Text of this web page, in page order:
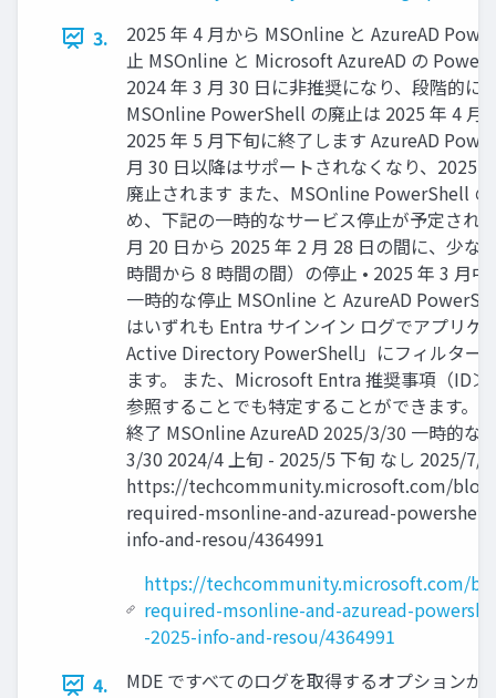
3.
2025 年 4 月から MSOnline と AzureAD
止 MSOnline と Microsoft AzureAD の
2024 年 3 月 30 日に非推奨になり、段階的に
MSOnline PowerShell の廃止は 2025 年 4 月
2025 年 5 月下旬に終了します AzureAD
月 30 日以降はサポートされなくなり、2025
廃止されます また、MSOnline PowerShell
め、下記の一時的なサービス停止が予定され
月 20 日から 2025 年 2 月 28 日の間に、少な
時間から 8 時間の間）の停止 • 2025 年 3 月
一時的な停止 MSOnline と AzureAD
はいずれも Entra サインイン ログでアプリケ
Active Directory PowerShell」にフィルター
ます。 また、Microsoft Entra 推奨事項（ID
参照することでも特定することができます。
終了 MSOnline AzureAD 2025/3/30 一時的な
3/30 2024/4 上旬 - 2025/5 下旬 なし 2025/7/1
https://techcommunity.microsoft.com/
required-msonline-and-azuread-
info-and-resou/4364991
https://techcommunity.microsoft.com/
required-msonline-and-azuread-
-2025-info-and-resou/4364991
4.
MDE ですべてのログを取得するオプション